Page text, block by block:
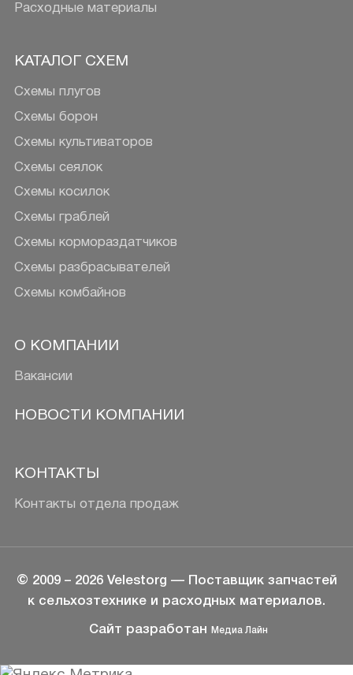
Расходные материалы
КАТАЛОГ СХЕМ
Схемы плугов
Схемы борон
Схемы культиваторов
Схемы сеялок
Схемы косилок
Схемы граблей
Схемы кормораздатчиков
Схемы разбрасывателей
Схемы комбайнов
О КОМПАНИИ
Вакансии
НОВОСТИ КОМПАНИИ
КОНТАКТЫ
Контакты отдела продаж
© 2009 – 2026 Velestorg — Поставщик запчастей
к сельхозтехнике и расходных материалов.
Сайт разработан Медиа Лайн